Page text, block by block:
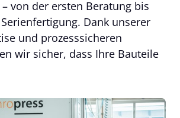
von der ersten Beratung bis
Dank unserer
und prozesssicheren
wir sicher, dass Ihre Bauteile